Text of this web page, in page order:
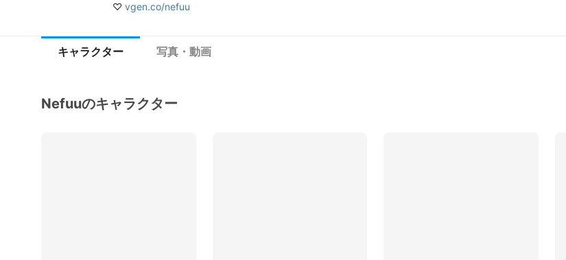
♡ vgen.co/nefuu
キャラクター 写真・動画
Nefuuのキャラクター